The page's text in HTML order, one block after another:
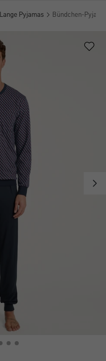
Lange Pyjamas Bündchen-Pyjama